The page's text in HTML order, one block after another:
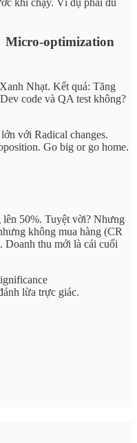
Micro-optimization
Nhạt. Kết quả: Tăng
code và QA test không?
với Radical changes.
Go big or go home.
50%. Tuyệt vời? Nhưng
không mua hàng (CR
Doanh thu mới là cái cuối
lừa trực giác.